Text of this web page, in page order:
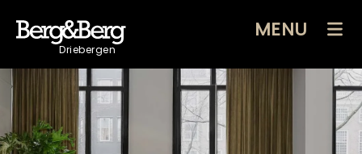
Driebergen
MENU